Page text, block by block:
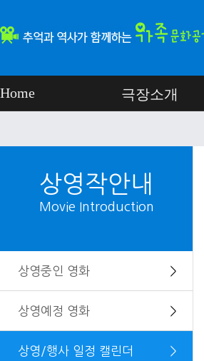
Home 극장소개
상영작안내
Movie Introduction
상영중인 영화 ＞
상영예정 영화 ＞
상영/행사 일정 캘린더 ＞